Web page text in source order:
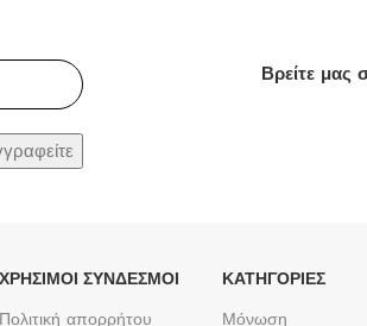
Βρείτε
ΧΡΉΣΙΜΟΙ ΣΎΝΔΕΣΜΟΙ
Πολιτική απορρήτου
ΚΑΤΗΓΟΡΙΕΣ
Μόνωση